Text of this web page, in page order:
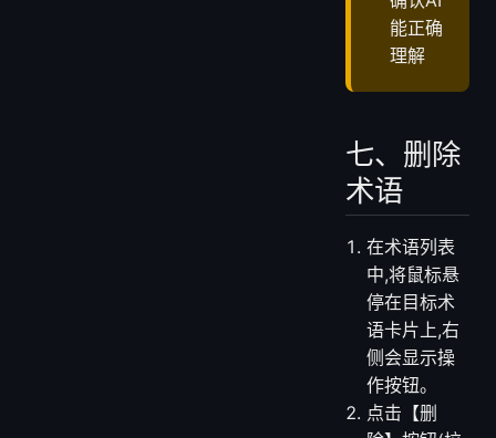
影响后
续的问
数结果
建议修
行测试,
确认AI
能正确
理解
七、删除
术语
在术语列表